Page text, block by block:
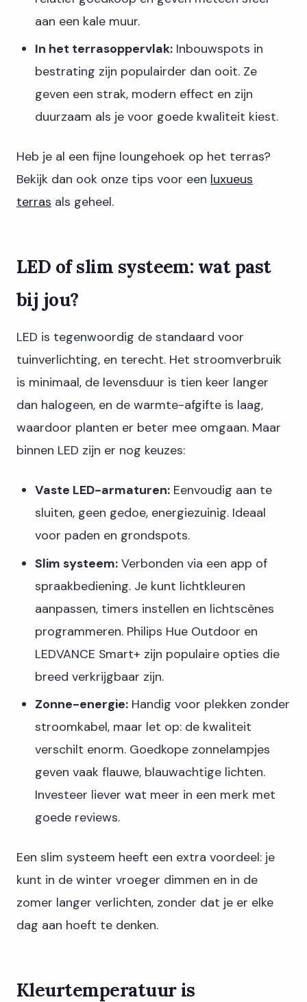
aan een kale muur.
In het terrasoppervlak:Inbouwspots in
bestrating zijn populairder dan ooit. Ze
geven een strak, modern effect en zijn
duurzaam als je voor goede kwaliteit kiest.
Heb je al een fijne loungehoek op het terras?
Bekijk dan ook onze tips voor een luxueus
terras als geheel.
LED of slim systeem: wat past
bij jou?
LED is tegenwoordig de standaard voor
tuinverlichting, en terecht. Het stroomverbruik
is minimaal, de levensduur is tien keer langer
dan halogeen, en de warmte-afgifte is laag,
waardoor planten er beter mee omgaan. Maar
binnen LED zijn er nog keuzes:
Vaste LED-armaturen:Eenvoudig aan te
sluiten, geen gedoe, energiezuinig. Ideaal
voor paden en grondspots.
Slim systeem:Verbonden via een app of
spraakbediening. Je kunt lichtkleuren
aanpassen, timers instellen en lichtscènes
programmeren. Philips Hue Outdoor en
LEDVANCE Smart+ zijn populaire opties die
breed verkrijgbaar zijn.
Zonne-energie:Handig voor plekken zonder
stroomkabel, maar let op: de kwaliteit
verschilt enorm. Goedkope zonnelampjes
geven vaak flauwe, blauwachtige lichten.
Investeer liever wat meer in een merk met
goede reviews.
Een slim systeem heeft een extra voordeel: je
kunt in de winter vroeger dimmen en in de
zomer langer verlichten, zonder dat je er elke
dag aan hoeft te denken.
Kleurtemperatuur is